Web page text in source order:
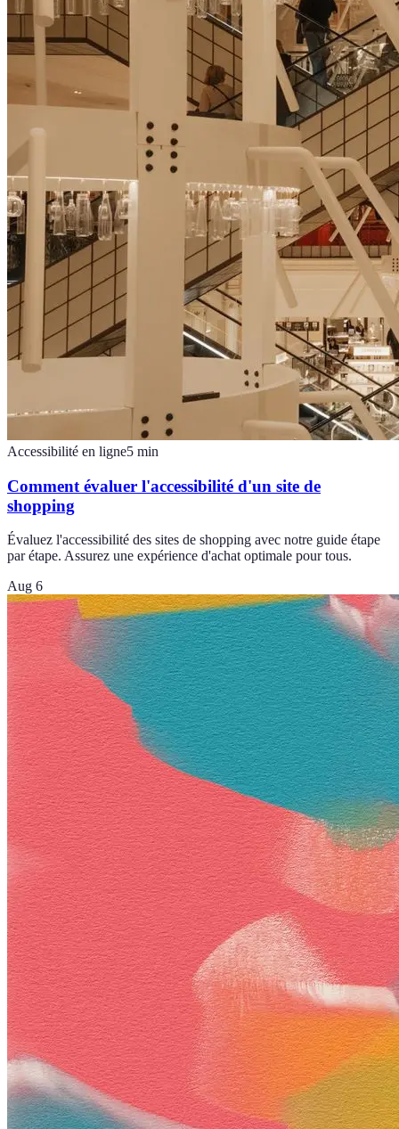
Accessibilité en ligne5 min
Comment évaluer l'accessibilité d'un site de
shopping
Évaluez l'accessibilité des sites de shopping avec notre guide étape
par étape. Assurez une expérience d'achat optimale pour tous.
Aug 6